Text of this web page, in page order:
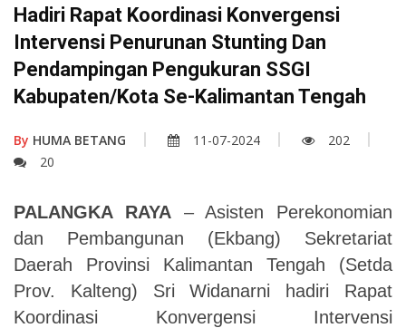
Hadiri Rapat Koordinasi Konvergensi
Intervensi Penurunan Stunting Dan
Pendampingan Pengukuran SSGI
Kabupaten/Kota Se-Kalimantan Tengah
By HUMA BETANG 11-07-2024
202
20
PALANGKA RAYA– Asisten Perekonomian
dan Pembangunan (Ekbang) Sekretariat
Daerah Provinsi Kalimantan Tengah (Setda
Prov. Kalteng) Sri Widanarni hadiri Rapat
Koordinasi Konvergensi Intervensi